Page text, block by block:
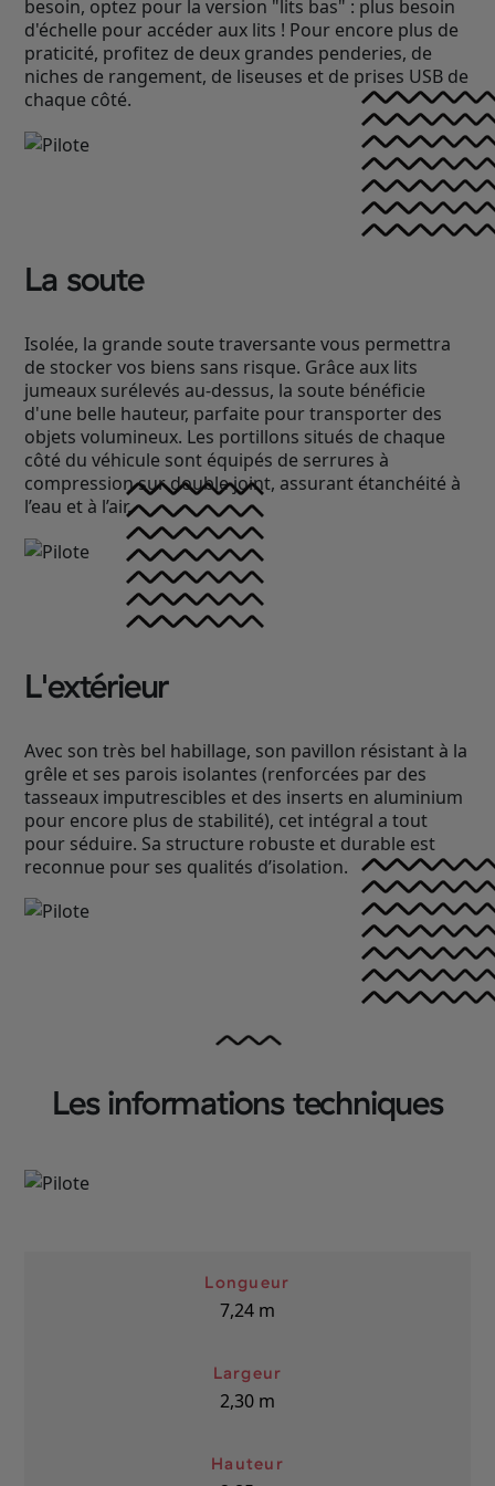
besoin, optez pour la version "lits bas" : plus besoin
d'échelle pour accéder aux lits ! Pour encore plus de
praticité, profitez de deux grandes penderies, de
niches de rangement, de liseuses et de prises USB de
chaque côté.
La soute
Isolée, la grande soute traversante vous permettra
de stocker vos biens sans risque. Grâce aux lits
jumeaux surélevés au-dessus, la soute bénéficie
d'une belle hauteur, parfaite pour transporter des
objets volumineux. Les portillons situés de chaque
côté du véhicule sont équipés de serrures à
compression sur double joint, assurant étanchéité à
l’eau et à l’air.
L'extérieur
Avec son très bel habillage, son pavillon résistant à la
grêle et ses parois isolantes (renforcées par des
tasseaux imputrescibles et des inserts en aluminium
pour encore plus de stabilité), cet intégral a tout
pour séduire. Sa structure robuste et durable est
reconnue pour ses qualités d’isolation.
Les informations techniques
Longueur
7,24 m
Largeur
2,30 m
Hauteur